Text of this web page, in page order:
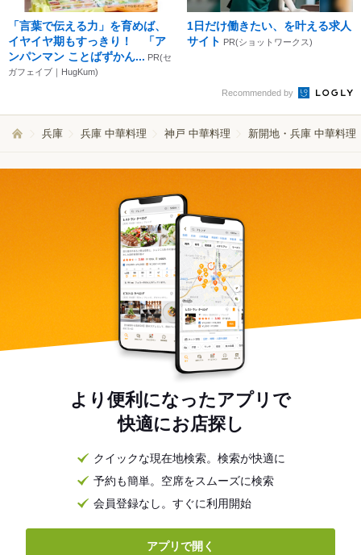
「言葉で伝える力」を育めば、
イヤイヤ期もすっきり！ 「ア
ンパンマン ことばずかん... PR(セ
ガフェイブ｜HugKum)
1日だけ働きたい、を叶える求人
サイト PR(ショットワークス)
Recommended by
兵庫 兵庫 中華料理 神戸 中華料理 新開地・兵庫 中華料理
より便利になったアプリで
快適にお店探し
クイックな現在地検索。検索が快適に
予約も簡単。空席をスムーズに検索
会員登録なし。すぐに利用開始
アプリで開く